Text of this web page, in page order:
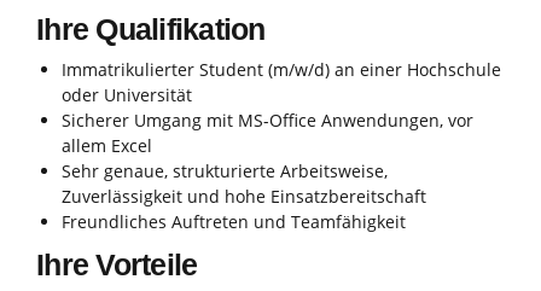
Ihre Qualifikation
Immatrikulierter Student (m/w/d) an einer Hochschule
oder Universität
Sicherer Umgang mit MS-Office Anwendungen, vor
allem Excel
Sehr genaue, strukturierte Arbeitsweise,
Zuverlässigkeit und hohe Einsatzbereitschaft
Freundliches Auftreten und Teamfähigkeit
Ihre Vorteile